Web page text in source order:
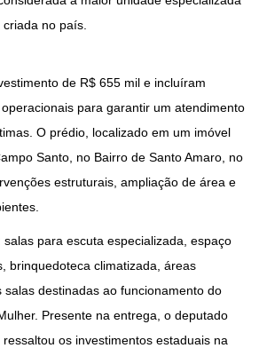
no país.
de R$ 655 mil e incluíram
para garantir um atendimento
O prédio, localizado em um imóvel
Santo, no Bairro de Santo Amaro, no
estruturais, ampliação de área e
para escuta especializada, espaço
brinquedoteca climatizada, áreas
salas destinadas ao funcionamento do
Presente na entrega, o deputado
os investimentos estaduais na